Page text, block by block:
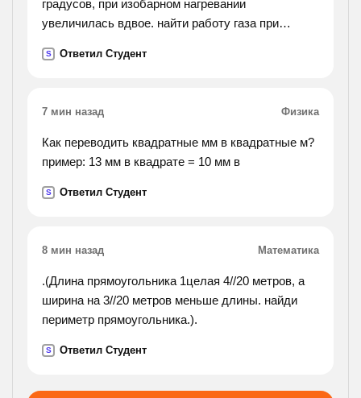
градусов, при изобарном нагревании
увеличилась вдвое. найти работу газа при
на нагревание кислорода, изменение внутренней
S Ответил Студент
7 мин назад Физика
Как переводить квадратные мм в квадратные м?
пример: 13 мм в квадрате = 10 мм в
S Ответил Студент
8 мин назад Математика
.(Длина прямоугольника 1целая 4//20 метров, а
ширина на 3//20 метров меньше длины. найди
периметр прямоугольника.).
S Ответил Студент